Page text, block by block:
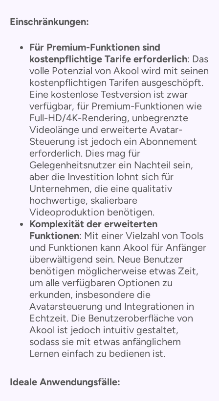
Einschränkungen:
Für Premium-Funktionen sind
kostenpflichtige Tarife erforderlich: Das
volle Potenzial von Akool wird mit seinen
kostenpflichtigen Tarifen ausgeschöpft.
Eine kostenlose Testversion ist zwar
verfügbar, für Premium-Funktionen wie
Full-HD/4K-Rendering, unbegrenzte
Videolänge und erweiterte Avatar-
Steuerung ist jedoch ein Abonnement
erforderlich. Dies mag für
Gelegenheitsnutzer ein Nachteil sein,
aber die Investition lohnt sich für
Unternehmen, die eine qualitativ
hochwertige, skalierbare
Videoproduktion benötigen.
Komplexität der erweiterten
Funktionen: Mit einer Vielzahl von Tools
und Funktionen kann Akool für Anfänger
überwältigend sein. Neue Benutzer
benötigen möglicherweise etwas Zeit,
um alle verfügbaren Optionen zu
erkunden, insbesondere die
Avatarsteuerung und Integrationen in
Echtzeit. Die Benutzeroberfläche von
Akool ist jedoch intuitiv gestaltet,
sodass sie mit etwas anfänglichem
Lernen einfach zu bedienen ist.
Ideale Anwendungsfälle: